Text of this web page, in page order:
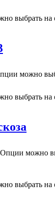
выбрать на
можно
выбрать на
можно
выбрать на